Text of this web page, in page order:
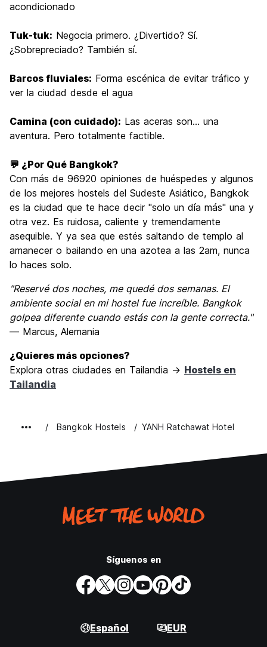
acondicionado
Tuk-tuk: Negocia primero. ¿Divertido? Sí.
¿Sobrepreciado? También sí.
Barcos fluviales: Forma escénica de evitar tráfico y
ver la ciudad desde el agua
Camina (con cuidado): Las aceras son... una
aventura. Pero totalmente factible.
💬 ¿Por Qué Bangkok?
Con más de 96920 opiniones de huéspedes y algunos
de los mejores hostels del Sudeste Asiático, Bangkok
es la ciudad que te hace decir "solo un día más" una y
otra vez. Es ruidosa, caliente y tremendamente
asequible. Y ya sea que estés saltando de templo al
amanecer o bailando en una azotea a las 2am, nunca
lo haces solo.
"Reservé dos noches, me quedé dos semanas. El
ambiente social en mi hostel fue increíble. Bangkok
golpea diferente cuando estás con la gente correcta."
— Marcus, Alemania
¿Quieres más opciones?
Explora otras ciudades en Tailandia → Hostels en
Tailandia
Bangkok Hostels YANH Ratchawat Hotel
Síguenos en
Español EUR